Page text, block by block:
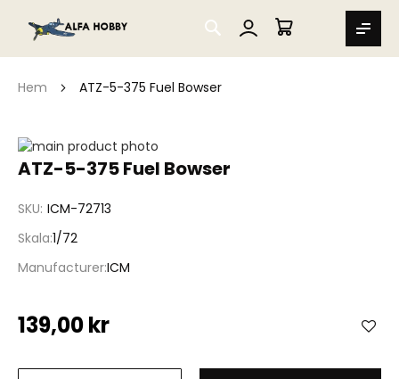
SEARCH
MIN VARUKORG
Hem ATZ-5-375 Fuel Bowser
ATZ-5-375 Fuel Bowser
SKU ICM-72713
Skala 1/72
ManufacturerICM
139,00 kr
Hoppa
till
bildgalleriet
Hoppa
av
bildgalleriet